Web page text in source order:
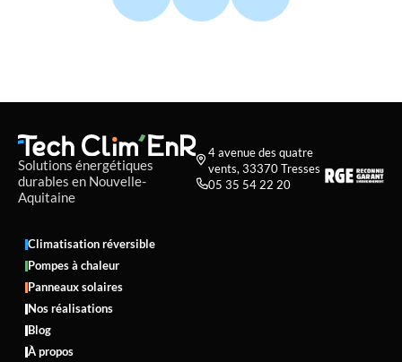
Solutions énergétiques
durables en Nouvelle-
Aquitaine

4 avenue des quatre
vents, 33370 Tresses
05 35 54 22 20
Climatisation réversible
Pompes à chaleur
Panneaux solaires
Nos réalisations
Blog
À propos